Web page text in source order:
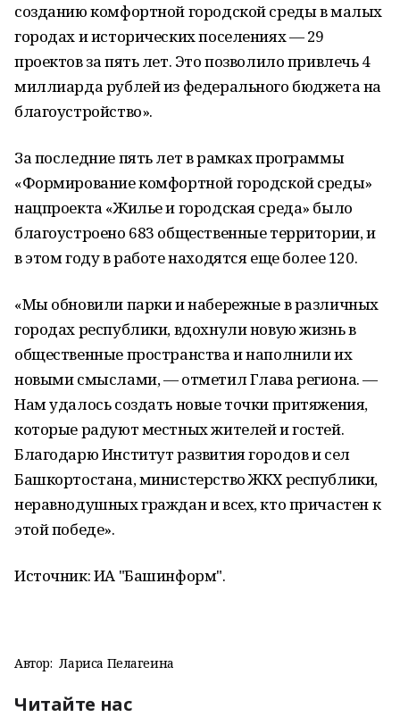
созданию комфортной городской среды в малых
городах и исторических поселениях — 29
проектов за пять лет. Это позволило привлечь 4
миллиарда рублей из федерального бюджета на
благоустройство».
За последние пять лет в рамках программы
«Формирование комфортной городской среды»
нацпроекта «Жилье и городская среда» было
благоустроено 683 общественные территории, и
в этом году в работе находятся еще более 120.
«Мы обновили парки и набережные в различных
городах республики, вдохнули новую жизнь в
общественные пространства и наполнили их
новыми смыслами, — отметил Глава региона. —
Нам удалось создать новые точки притяжения,
которые радуют местных жителей и гостей.
Благодарю Институт развития городов и сел
Башкортостана, министерство ЖКХ республики,
неравнодушных граждан и всех, кто причастен к
этой победе».
Источник: ИА "Башинформ".
Автор: Лариса Пелагеина
Читайте нас